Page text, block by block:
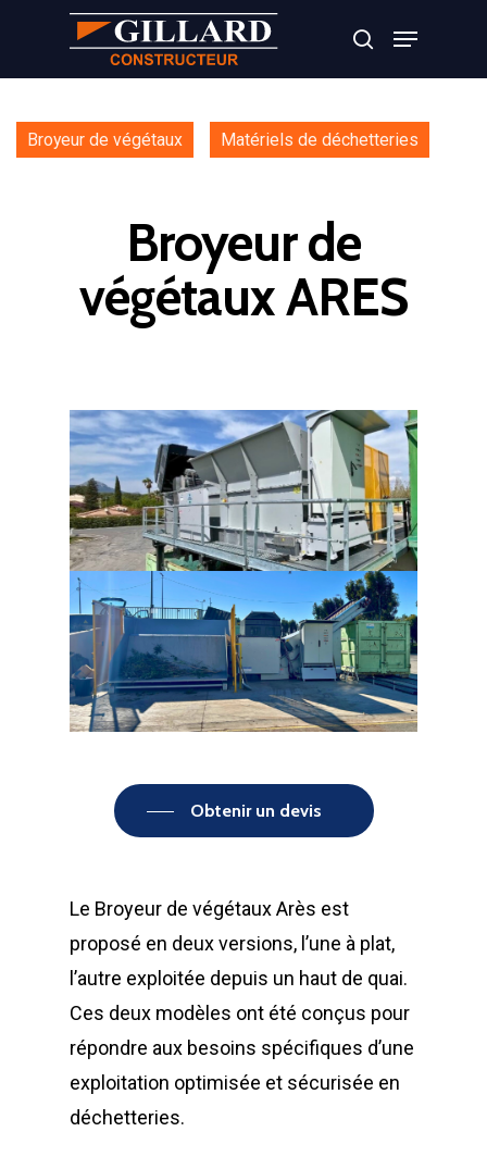
Appuyer sur Entrer ou ESC pour fermer
Broyeur de végétaux Matériels de déchetteries
Broyeur de
végétaux ARES
Obtenir un devis
Le Broyeur de végétaux Arès est
proposé en deux versions, l’une à plat,
l’autre exploitée depuis un haut de quai.
Ces deux modèles ont été conçus pour
répondre aux besoins spécifiques d’une
exploitation optimisée et sécurisée en
déchetteries.